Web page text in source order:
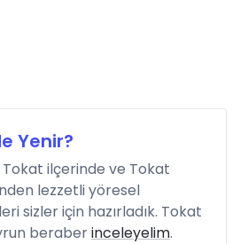
Yenir?
ilçerinde ve Tokat
lezzetli yöresel
sizler için hazırladık. Tokat
beraberinceleyelim.